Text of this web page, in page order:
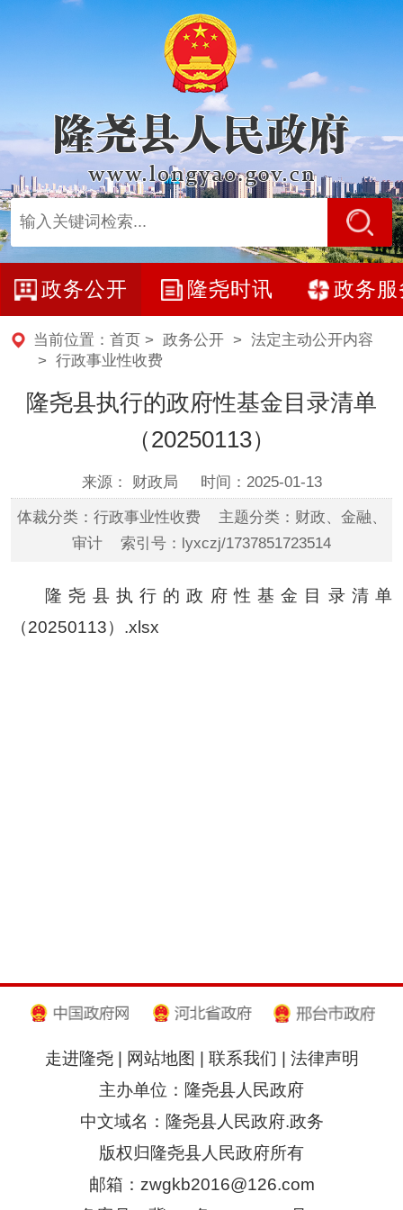
政务公开 隆尧时讯 政务服
当前位置： 首页 > 政务公开> 法定主动公开内容
> 行政事业性收费
隆尧县执行的政府性基金目录清单
（20250113）
来源： 财政局 时间：2025-01-13
体裁分类：行政事业性收费 主题分类：财政、金融、
审计 索引号：lyxczj/1737851723514
隆尧县执行的政府性基金目录清单
（20250113）.xlsx
走进隆尧| 网站地图 联系我们
法律声明
主办单位：隆尧县人民政府
中文域名：隆尧县人民政府.政务
版权归隆尧县人民政府所有
邮箱：zwgkb2016@126.com